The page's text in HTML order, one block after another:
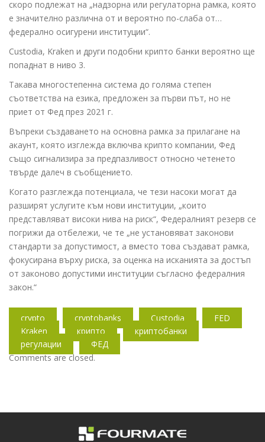
скоро подлежат на „надзорна или регулаторна рамка, която
е значително различна от и вероятно по-слаба от…
федерално осигурени институции“.
Custodia, Kraken и други подобни крипто банки вероятно ще
попаднат в ниво 3.
Такава многостепенна система до голяма степен
съответства на езика, предложен за първи път, но не
приет от Фед през 2021 г.
Въпреки създаването на основна рамка за прилагане на
акаунт, която изглежда включва крипто компании, Фед
също сигнализира за предпазливост относно четенето
твърде далеч в съобщението.
Когато разглежда потенциала, че тези насоки могат да
разширят услугите към нови институции, „които
представляват високи нива на риск“, Федералният резерв се
погрижи да отбележи, че те „не установяват законови
стандарти за допустимост, а вместо това създават рамка,
фокусирана върху риска, за оценка на исканията за достъп
от законово допустими институции съгласно федералния
закон.“
crypto cryptobanks Custodia
FED
Kraken
крипто
криптобанки
регулации
ФЕД
Comments are closed.